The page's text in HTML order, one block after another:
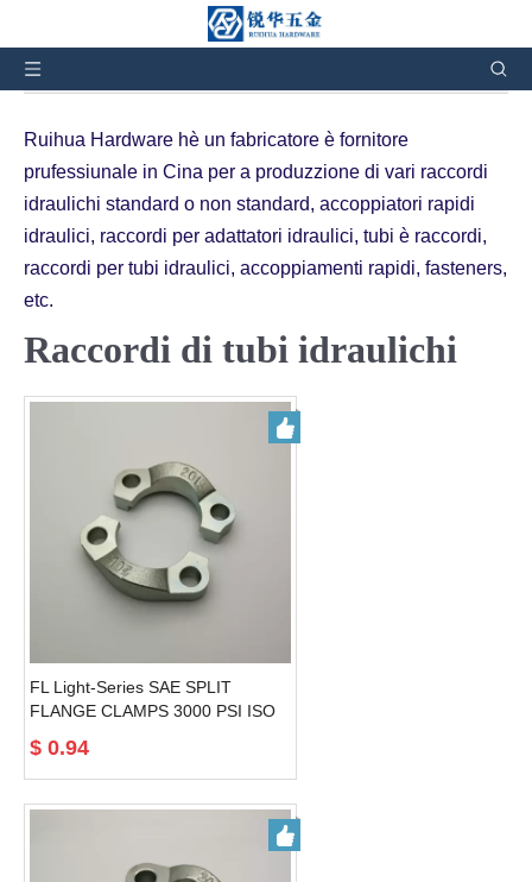
I prudutti » Fittings idraulichi
Raccordi idraulichi per tubi
Ruihua Hardware hè un fabricatore è fornitore
prufessiunale in Cina per a produzzione di vari raccordi
idraulichi standard o non standard, accoppiatori rapidi
idraulici, raccordi per adattatori idraulici, tubi è raccordi,
raccordi per tubi idraulici, accoppiamenti rapidi, fasteners,
etc.
Raccordi di tubi idraulichi
FL Light-Series SAE SPLIT
FLANGE CLAMPS 3000 PSI ISO
$ 0.94